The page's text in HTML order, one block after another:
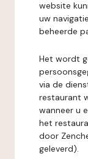
website
uw
beheerde
Het wordt
via de
restaurant
wanneer u
het
door
geleverd).